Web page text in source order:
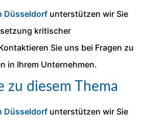
Düsseldorf unterstützen wir Sie
kritischer
Sie uns bei Fragen zu
in Ihrem Unternehmen.
zu diesem Thema
Düsseldorf unterstützen wir Sie